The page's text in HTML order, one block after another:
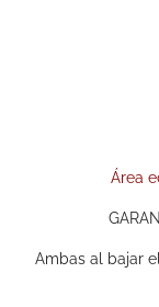
Área
Ambas al bajar